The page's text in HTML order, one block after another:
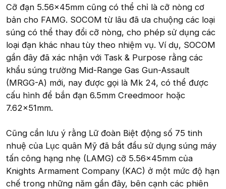
Cỡ đạn 5.56x45mm cũng có thể chỉ là cỡ nòng cơ
bản cho FAMG. SOCOM từ lâu đã ưa chuộng các loại
súng có thể thay đổi cỡ nòng, cho phép sử dụng các
loại đạn khác nhau tùy theo nhiệm vụ. Ví dụ, SOCOM
gần đây đã xác nhận với Task & Purpose rằng các
khẩu súng trường Mid-Range Gas Gun-Assault
(MRGG-A) mới, nay được gọi là Mk 24, có thể được
cấu hình để bắn đạn 6.5mm Creedmoor hoặc
7.62x51mm.
Cũng cần lưu ý rằng Lữ đoàn Biệt động số 75 tinh
nhuệ của Lục quân Mỹ đã bắt đầu sử dụng súng máy
tấn công hạng nhẹ (LAMG) cỡ 5.56x45mm của
Knights Armament Company (KAC) ở một mức độ hạn
chế trong những năm gần đây, bên cạnh các phiên